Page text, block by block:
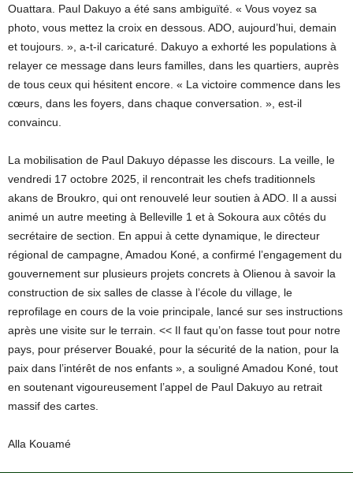
Ouattara. Paul Dakuyo a été sans ambiguïté. « Vous voyez sa
photo, vous mettez la croix en dessous. ADO, aujourd’hui, demain
et toujours. », a-t-il caricaturé. Dakuyo a exhorté les populations à
relayer ce message dans leurs familles, dans les quartiers, auprès
de tous ceux qui hésitent encore. « La victoire commence dans les
cœurs, dans les foyers, dans chaque conversation. », est-il
convaincu.
La mobilisation de Paul Dakuyo dépasse les discours. La veille, le
vendredi 17 octobre 2025, il rencontrait les chefs traditionnels
akans de Broukro, qui ont renouvelé leur soutien à ADO. Il a aussi
animé un autre meeting à Belleville 1 et à Sokoura aux côtés du
secrétaire de section. En appui à cette dynamique, le directeur
régional de campagne, Amadou Koné, a confirmé l’engagement du
gouvernement sur plusieurs projets concrets à Olienou à savoir la
construction de six salles de classe à l’école du village, le
reprofilage en cours de la voie principale, lancé sur ses instructions
après une visite sur le terrain. << Il faut qu’on fasse tout pour notre
pays, pour préserver Bouaké, pour la sécurité de la nation, pour la
paix dans l’intérêt de nos enfants », a souligné Amadou Koné, tout
en soutenant vigoureusement l’appel de Paul Dakuyo au retrait
massif des cartes.
Alla Kouamé